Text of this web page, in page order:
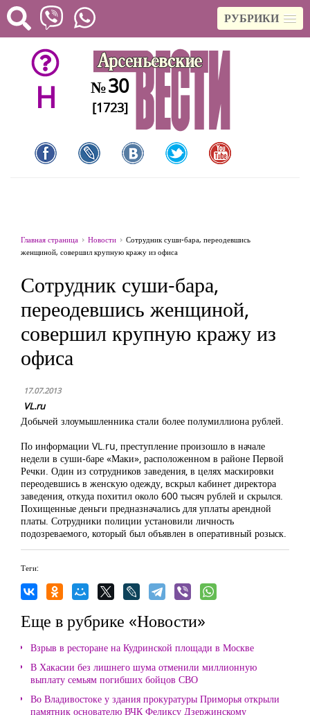
РУБРИКИ
H №30
[1723]
Главная страница Новости
Сотрудник суши-бара, переодевшись
женщиной, совершил крупную кражу из офиса
Сотрудник суши-бара,
переодевшись женщиной,
совершил крупную кражу из
офиса
17.07.2013
VL.ru
Добычей злоумышленника стали более полумиллиона рублей.
По информации VL.ru, преступление произошло в начале
недели в суши-баре «Маки», расположенном в районе Первой
Речки. Один из сотрудников заведения, в целях маскировки
переодевшись в женскую одежду, вскрыл кабинет директора
заведения, откуда похитил около 600 тысяч рублей и скрылся.
Похищенные деньги предназначались для уплаты арендной
платы. Сотрудники полиции установили личность
подозреваемого, который был объявлен в оперативный розыск.
Теги:
Еще в рубрике «Новости»
Взрыв в ресторане на Кудринской площади в Москве
В Хакасии без лишнего шума отменили миллионную
выплату семьям погибших бойцов СВО
Во Владивостоке у здания прокуратуры Приморья открыли
памятник основателю ВЧК Феликсу Дзержинскому